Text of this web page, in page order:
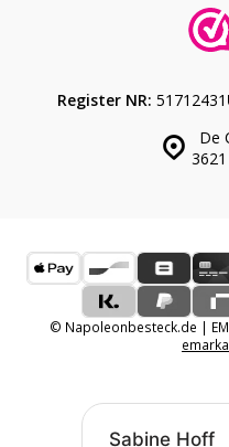
De
Register NR: 51712431
© Napoleonbesteck.de |